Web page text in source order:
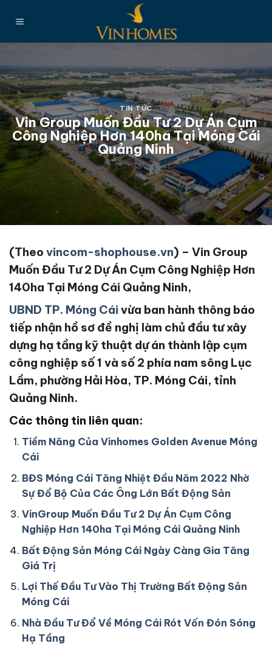
đến
TIN TỨC
Vin Group Muốn Đầu Tư 2 Dự Án Cụm
Công Nghiệp Hơn 140ha Tại Móng Cái
Quảng Ninh
(Theo vincom-shophouse.vn) – Vin Group
Muốn Đầu Tư 2 Dự Án Cụm Công Nghiệp Hơn
140ha Tại Móng Cái Quảng Ninh,
UBND TP. Móng Cái vừa ban hành thông báo
tiếp nhận hồ sơ đề nghị làm chủ đầu tư xây
dựng hạ tầng kỹ thuật dự án thành lập cụm
công nghiệp số 1 và số 2 phía nam sông Lục
Lầm, phường Hải Hòa, TP. Móng Cái, tỉnh
Quảng Ninh.
Các thông tin liên quan:
Tiềm Năng Của Vinhomes Golden Avenue Móng
Cái
BĐS Móng Cái Tăng Nhiệt Đầu Năm 2022 Nhờ
Sự Đổ Bộ Của Các Ông Lớn Bất Động Sản
VinGroup Muốn Đầu Tư 2 Dự Án Cụm Công
Nghiệp Hơn 140ha Tại Móng Cái Quảng Ninh
Bất Động Sản Móng Cái Ngày Càng Gia Tăng
Giá Trị
Lợi Thế Đầu Tư Vào Thị Trường Bất Động Sản
Móng Cái
Nhà Đầu Tư Đổ Về Móng Cái Rót Vốn Đón Sóng
Hạ Tầng